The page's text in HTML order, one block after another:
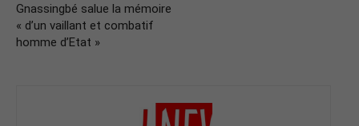
Gnassingbé salue la mémoire
« d’un vaillant et combatif
homme d’Etat »